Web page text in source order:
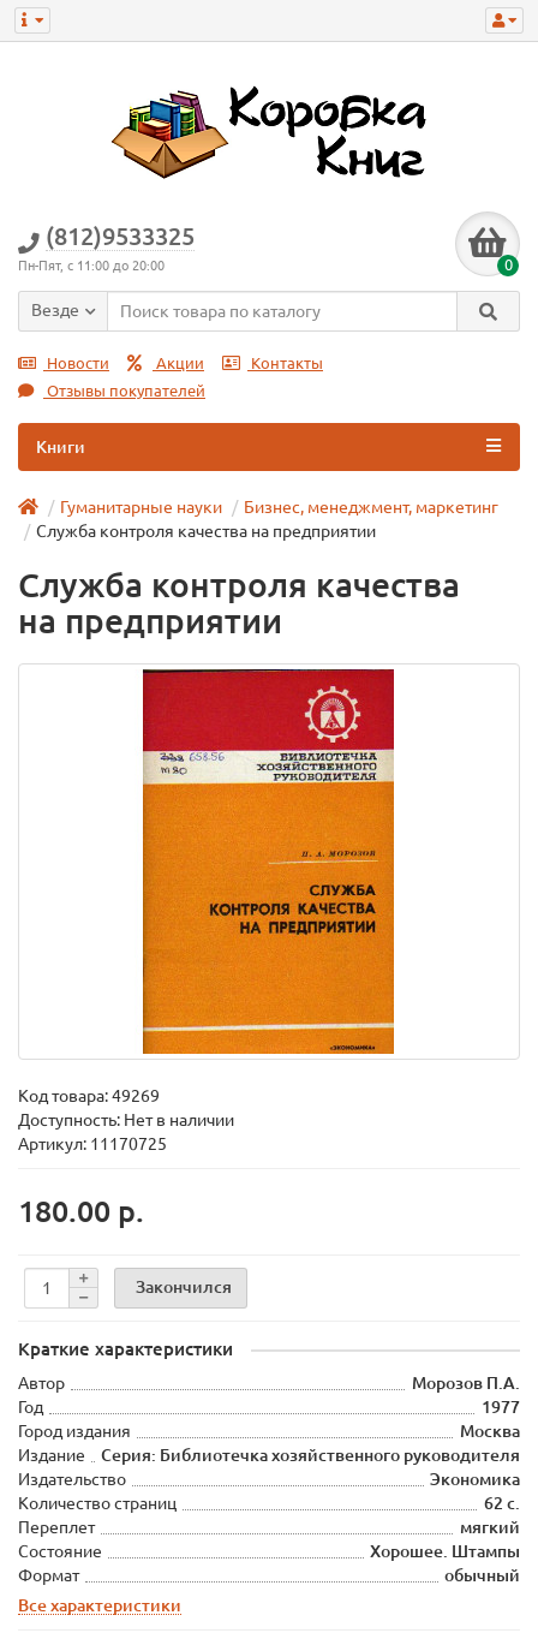
(812)9533325
Пн-Пят, с 11:00 до 20:00 0
Везде
Новости Акции
Контакты
Отзывы покупателей
Книги
Гуманитарные науки
Бизнес, менеджмент, маркетинг
Служба контроля качества на предприятии
Служба контроля качества
на предприятии
Код товара:49269
Доступность: Нет в наличии
Артикул: 11170725
180.00 р.
Закончился
Краткие характеристики
Автор
Морозов П.А.
Год
1977
Город издания
Москва
Издание
Серия: Библиотечка хозяйственного руководителя
Издательство
Экономика
Количество страниц
62 с.
Переплет
мягкий
Состояние
Хорошее. Штампы
Формат
обычный
Все характеристики